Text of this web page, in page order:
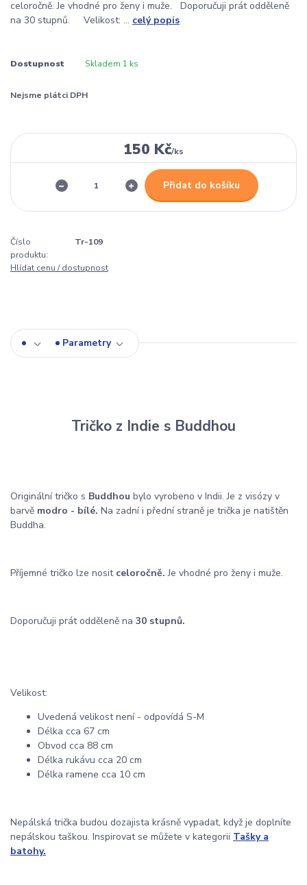
celoročně. Je vhodné pro ženy i muže. Doporučuji prát odděleně
na 30 stupnů. Velikost: ... celý popis
Dostupnost Skladem 1 ks
Nejsme plátci DPH
150 Kč/ks
Přidat do košíku
Číslo
produktu:
Tr-109
Hlídat cenu / dostupnost
Parametry
Tričko z Indie s Buddhou
Originální tričko s Buddhou bylo vyrobeno v Indii. Je z visózy v
barvě modro - bílé. Na zadní i přední straně je trička je natištěn
Buddha.
Příjemné tričko lze nositceloročně. Je vhodné pro ženy i muže.
Doporučuji prát odděleně na 30 stupnů.
Velikost:
Uvedená velikost není - odpovídá S-M
Délka cca 67 cm
Obvod cca 88 cm
Délka rukávu cca 20 cm
Délka ramene cca 10 cm
Nepálská trička budou dozajista krásně vypadat, když je doplníte
nepálskou taškou. Inspirovat se můžete v kategorii Tašky a
batohy.